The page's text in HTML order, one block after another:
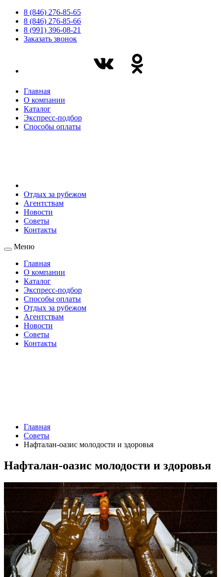
8 (846) 276-85-65
8 (846) 276-85-66
8 (991) 396-08-21
Заказать звонок
Главная
О компании
Каталог
Экспресс-подбор
Способы оплаты
Отдых за рубежом
Агентствам
Новости
Советы
Контакты
Меню
Главная
О компании
Каталог
Экспресс-подбор
Способы оплаты
Отдых за рубежом
Агентствам
Новости
Советы
Контакты
Главная
Советы
Нафталан-оазис молодости и здоровья
Нафталан-оазис молодости и здоровья